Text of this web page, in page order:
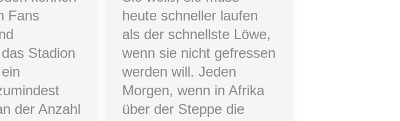
heute schneller laufen
als der schnellste Löwe,
wenn sie nicht gefressen
werden will. Jeden
Morgen, wenn in Afrika
über der Steppe die
Fans
Stadion
der Anzahl